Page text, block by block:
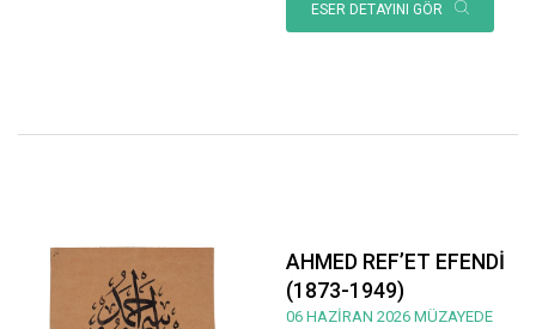
ESER DETAYINI GÖR
AHMED REF’ET EFENDİ
(1873-1949)
06 HAZİRAN 2026 MÜZAYEDE